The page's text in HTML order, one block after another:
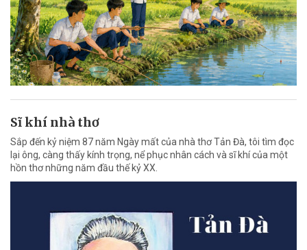
Sĩ khí nhà thơ
Sắp đến kỷ niệm 87 năm Ngày mất của nhà thơ Tản Đà, tôi tìm đọc
lại ông, càng thấy kính trọng, nể phục nhân cách và sĩ khí của một
hồn thơ những năm đầu thế kỷ XX.